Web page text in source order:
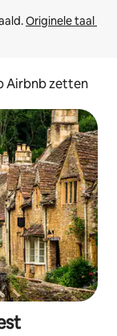
Originele taal
Airbnb zetten